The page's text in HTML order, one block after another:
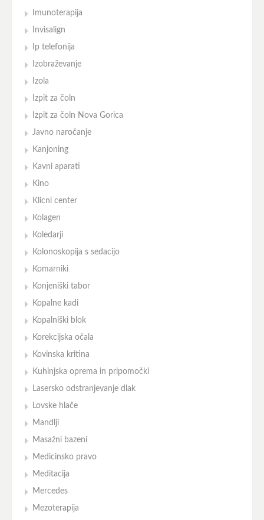
Imunoterapija
Invisalign
Ip telefonija
Izobraževanje
Izola
Izpit za čoln
Izpit za čoln Nova Gorica
Javno naročanje
Kanjoning
Kavni aparati
Kino
Klicni center
Kolagen
Koledarji
Kolonoskopija s sedacijo
Komarniki
Konjeniški tabor
Kopalne kadi
Kopalniški blok
Korekcijska očala
Kovinska kritina
Kuhinjska oprema in pripomočki
Lasersko odstranjevanje dlak
Lovske hlače
Mandlji
Masažni bazeni
Medicinsko pravo
Meditacija
Mercedes
Mezoterapija